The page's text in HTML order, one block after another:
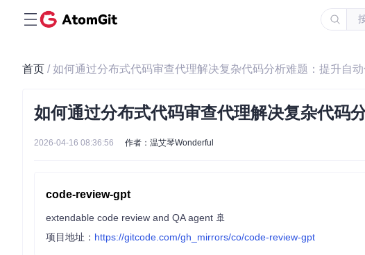
首页 / 如何通过分布式代码审查代理解决复杂代码分析难题：提升自
如何通过分布式代码审查代理解决复杂代码
2026-04-16 08:36:56 作者：温艾琴Wonderful
code-review-gpt
extendable code review and QA agent 🚢
项目地址： https://gitcode.com/gh_mirrors/co/code-review-gpt